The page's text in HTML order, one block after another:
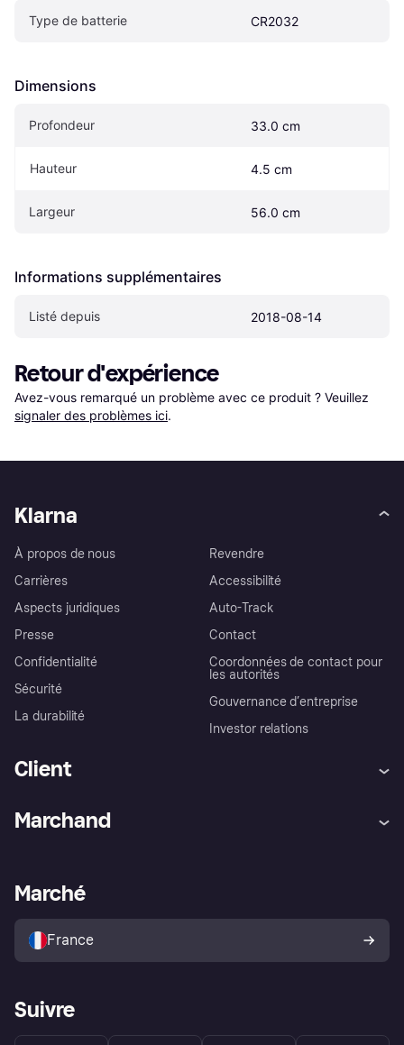
Type de batterie CR2032
Dimensions
Profondeur 33.0 cm
Hauteur 4.5 cm
Largeur 56.0 cm
Informations supplémentaires
Listé depuis 2018-08-14
Retour d'expérience
Avez-vous remarqué un problème avec ce produit ? Veuillez
signaler des problèmes ici.
Klarna
À propos de nous
Carrières
Aspects juridiques
Presse
Confidentialité
Sécurité
La durabilité
Revendre
Accessibilité
Auto-Track
Contact
Coordonnées de contact pour
les autorités
Gouvernance d’entreprise
Investor relations
Client
Explorez les magasins
Politique de protection de
l’acheteur Klarna
Marchand
Portail Marchand
Marché
France
Suivre